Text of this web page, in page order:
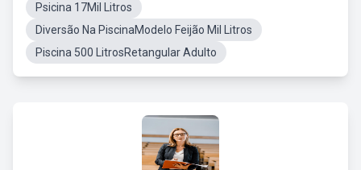
Psicina 17Mil Litros
Diversão Na PiscinaModelo Feijão Mil Litros
Piscina 500 LitrosRetangular Adulto